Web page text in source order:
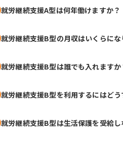
就労継続支援A型は何年働けますか？
就労継続支援B型の月収はいくらにな
就労継続支援B型は誰でも入れますか
就労継続支援B型を利用するにはど
就労継続支援B型は生活保護を受給